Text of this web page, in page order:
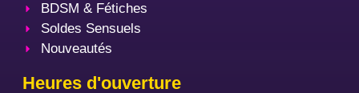
BDSM & Fétiches
Soldes Sensuels
Nouveautés
Heures d'ouverture